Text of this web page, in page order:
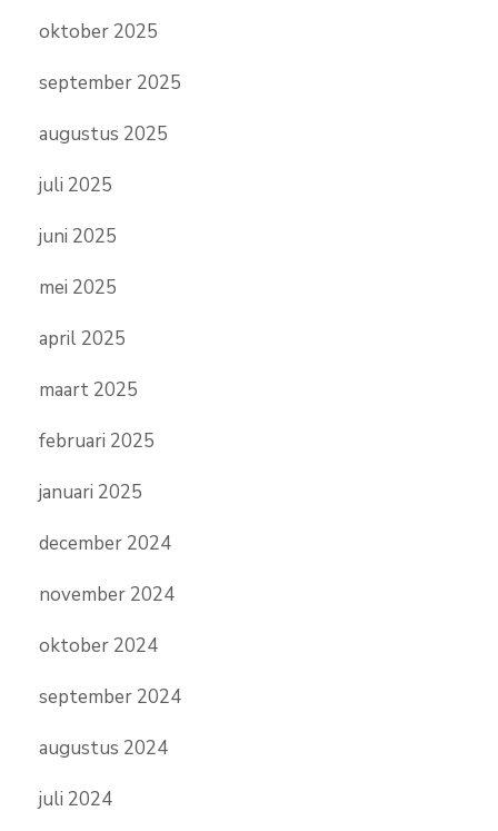
oktober 2025
september 2025
augustus 2025
juli 2025
juni 2025
mei 2025
april 2025
maart 2025
februari 2025
januari 2025
december 2024
november 2024
oktober 2024
september 2024
augustus 2024
juli 2024